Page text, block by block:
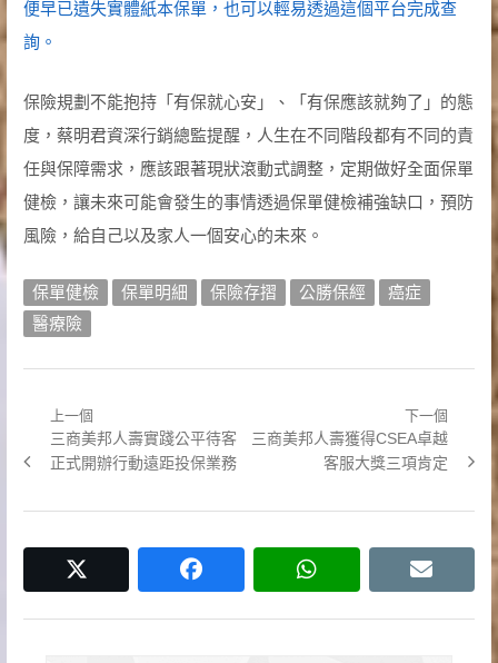
便早已遺失實體紙本保單，也可以輕易透過這個平台完成查
詢。
保險規劃不能抱持「有保就心安」、「有保應該就夠了」的態
度，蔡明君資深行銷總監提醒，人生在不同階段都有不同的責
任與保障需求，應該跟著現狀滾動式調整，定期做好全面保單
健檢，讓未來可能會發生的事情透過保單健檢補強缺口，預防
風險，給自己以及家人一個安心的未來。
保單健檢 保單明細 保險存摺 公勝保經
癌症
醫療險
章
導
覽
上一個
Previous
post:
三商美邦人壽實踐公平待客
正式開辦行動遠距投保業務
下一個
Next
三商美邦人壽獲得CSEA卓越
客服大獎三項肯定
facebook whatsapp email